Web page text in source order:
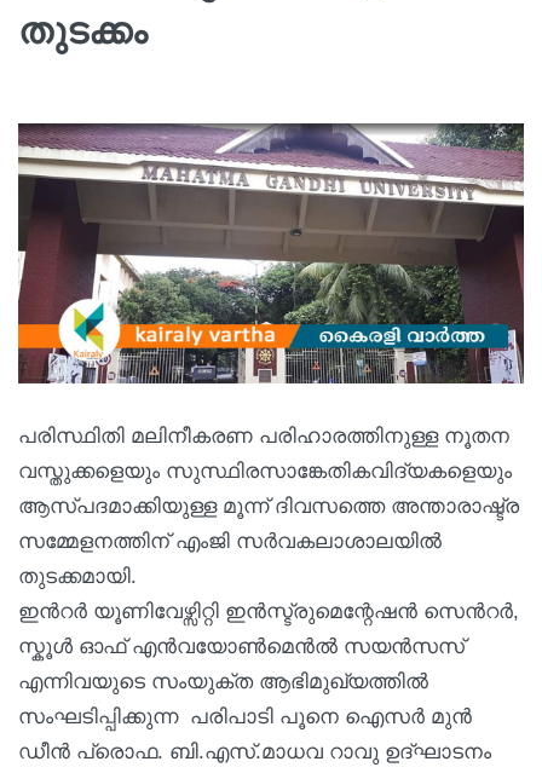
തുടക്കം
പരിസ്ഥിതി മലിനീകരണ പരിഹാരത്തിനുള്ള നൂതന
വസ്തുക്കളെയും സുസ്ഥിരസാങ്കേതികവിദ്യകളെയും
ആസ്പദമാക്കിയുള്ള മൂന്ന് ദിവസത്തെ അന്താരാഷ്ട്ര
സമ്മേളനത്തിന് എംജി സർവകലാശാലയിൽ
തുടക്കമായി.
ഇൻറർ യൂണിവേഴ്സിറ്റി ഇൻസ്ട്രുമെന്റേഷൻ സെൻറർ,
സ്കൂൾ ഓഫ് എൻവയോൺമെൻൽ സയൻസസ്
എന്നിവയുടെ സംയുക്ത ആഭിമുഖ്യത്തിൽ
സംഘടിപ്പിക്കുന്ന പരിപാടി പൂനെ ഐസർ മുൻ
ഡീൻ പ്രൊഫ. ബി.എസ്.മാധവ റാവു ഉദ്ഘാടനം